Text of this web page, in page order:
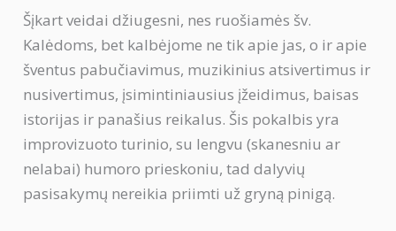
Šįkart veidai džiugesni, nes ruošiamės šv.
Kalėdoms, bet kalbėjome ne tik apie jas, o ir apie
šventus pabučiavimus, muzikinius atsivertimus ir
nusivertimus, įsimintiniausius įžeidimus, baisas
istorijas ir panašius reikalus. Šis pokalbis yra
improvizuoto turinio, su lengvu (skanesniu ar
nelabai) humoro prieskoniu, tad dalyvių
pasisakymų nereikia priimti už gryną pinigą.